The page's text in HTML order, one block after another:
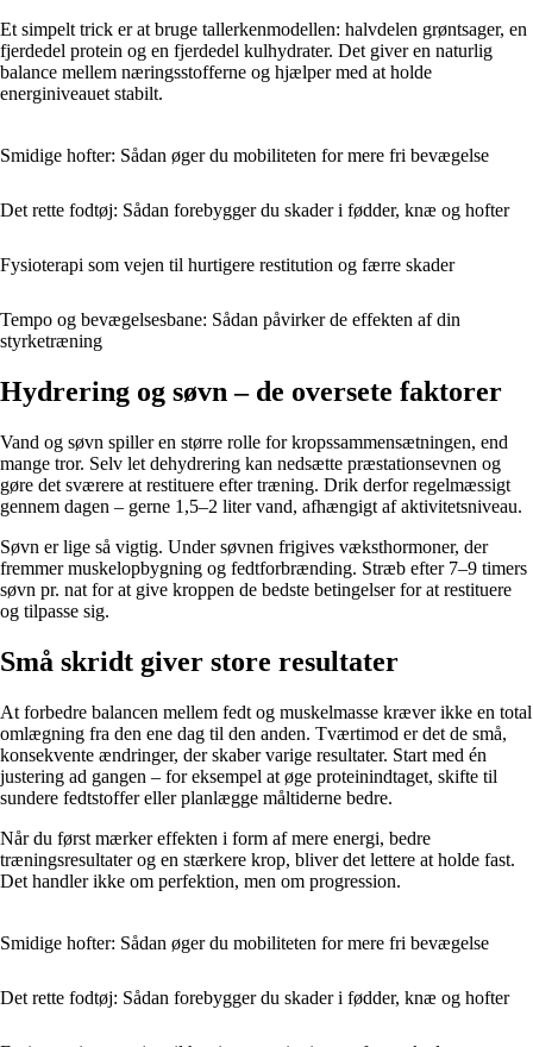
Et simpelt trick er at bruge tallerkenmodellen: halvdelen grøntsager, en
fjerdedel protein og en fjerdedel kulhydrater. Det giver en naturlig
balance mellem næringsstofferne og hjælper med at holde
energiniveauet stabilt.
Smidige hofter: Sådan øger du mobiliteten for mere fri bevægelse
Det rette fodtøj: Sådan forebygger du skader i fødder, knæ og hofter
Fysioterapi som vejen til hurtigere restitution og færre skader
Tempo og bevægelsesbane: Sådan påvirker de effekten af din
styrketræning
Hydrering og søvn – de oversete faktorer
Vand og søvn spiller en større rolle for kropssammensætningen, end
mange tror. Selv let dehydrering kan nedsætte præstationsevnen og
gøre det sværere at restituere efter træning. Drik derfor regelmæssigt
gennem dagen – gerne 1,5–2 liter vand, afhængigt af aktivitetsniveau.
Søvn er lige så vigtig. Under søvnen frigives væksthormoner, der
fremmer muskelopbygning og fedtforbrænding. Stræb efter 7–9 timers
søvn pr. nat for at give kroppen de bedste betingelser for at restituere
og tilpasse sig.
Små skridt giver store resultater
At forbedre balancen mellem fedt og muskelmasse kræver ikke en total
omlægning fra den ene dag til den anden. Tværtimod er det de små,
konsekvente ændringer, der skaber varige resultater. Start med én
justering ad gangen – for eksempel at øge proteinindtaget, skifte til
sundere fedtstoffer eller planlægge måltiderne bedre.
Når du først mærker effekten i form af mere energi, bedre
træningsresultater og en stærkere krop, bliver det lettere at holde fast.
Det handler ikke om perfektion, men om progression.
Smidige hofter: Sådan øger du mobiliteten for mere fri bevægelse
Det rette fodtøj: Sådan forebygger du skader i fødder, knæ og hofter